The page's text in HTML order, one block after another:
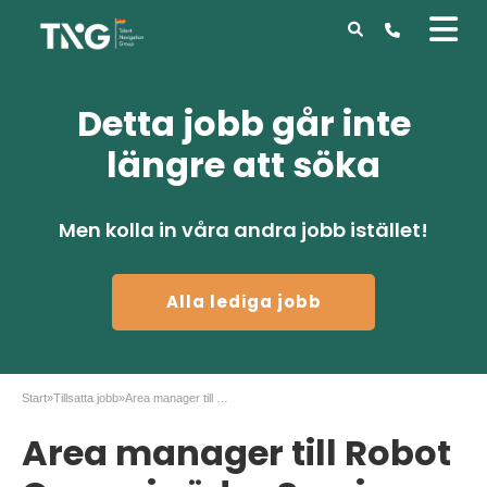
Detta jobb går inte
längre att söka
Men kolla in våra andra jobb istället!
Alla lediga jobb
Start»Tillsatta jobb»
Area manager till Robot